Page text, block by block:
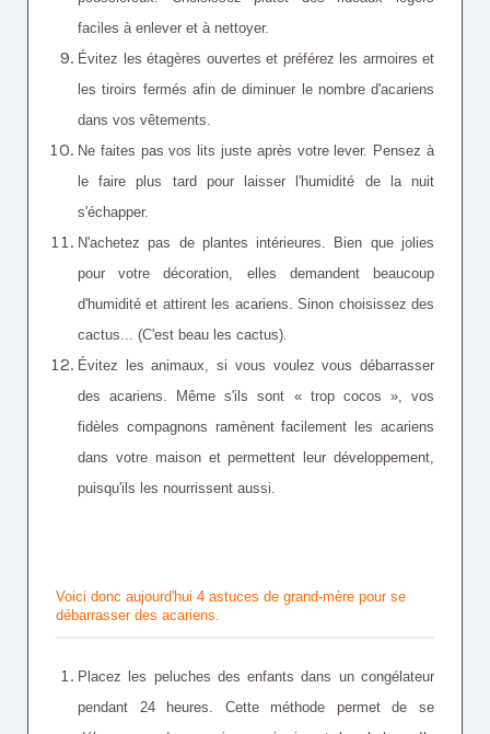
faciles à enlever et à nettoyer.
Évitez les étagères ouvertes et préférez les armoires et
les tiroirs fermés afin de diminuer le nombre d'acariens
dans vos vêtements.
Ne faites pas vos lits juste après votre lever. Pensez à
le faire plus tard pour laisser l'humidité de la nuit
s'échapper.
N'achetez pas de plantes intérieures. Bien que jolies
pour votre décoration, elles demandent beaucoup
d'humidité et attirent les acariens. Sinon choisissez des
cactus... (C'est beau les cactus).
Évitez les animaux, si vous voulez vous débarrasser
des acariens. Même s'ils sont « trop cocos », vos
fidèles compagnons ramènent facilement les acariens
dans votre maison et permettent leur développement,
puisqu'ils les nourrissent aussi.
Voici donc aujourd'hui 4 astuces de grand-mère pour se
débarrasser des acariens.
Placez les peluches des enfants dans un congélateur
pendant 24 heures. Cette méthode permet de se